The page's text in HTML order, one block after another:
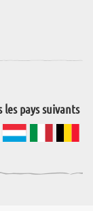
les pays suivants